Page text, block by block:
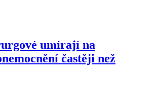
umírají na
častěji než